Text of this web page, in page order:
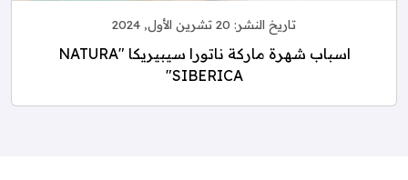
تاريخ النشر: 20 تشرين الأول, 2024
اسباب شهرة ماركة ناتورا سيبيريكا "NATURA
SIBERICA"